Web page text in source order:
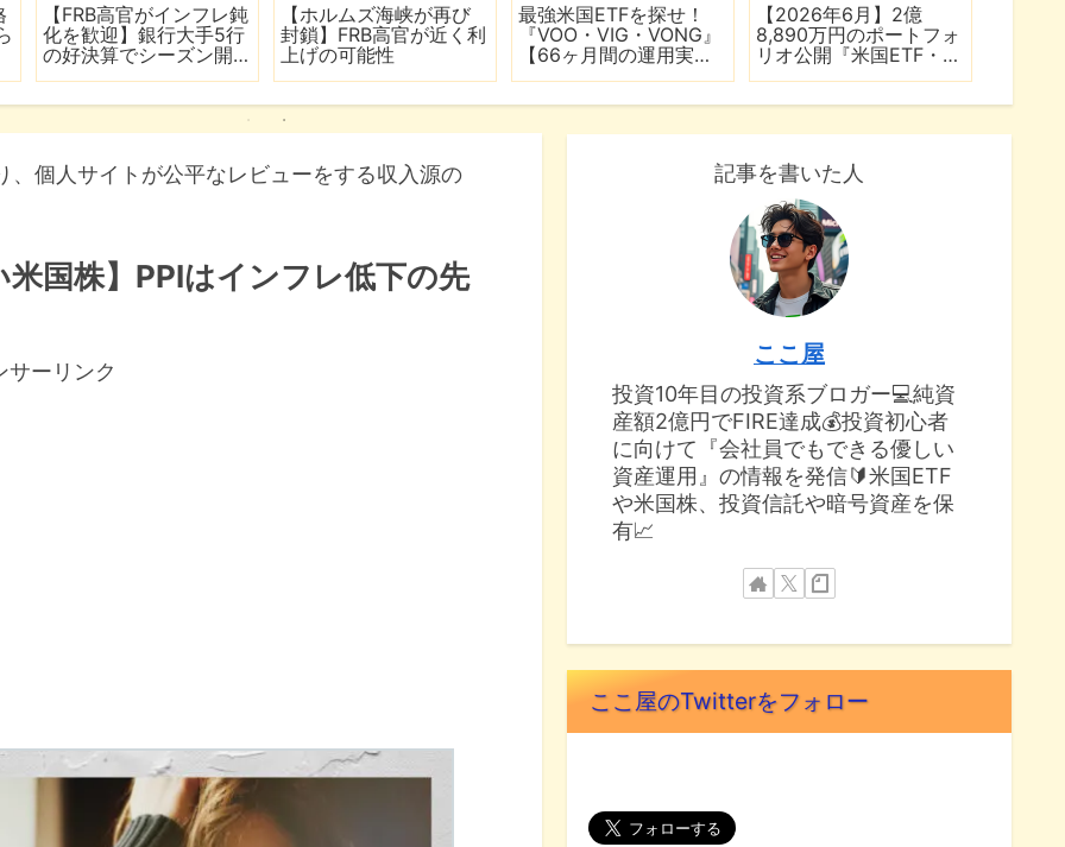
【FRB高官がインフレ鈍
化を歓迎】銀行大手5行
の好決算でシーズン開
【ホルムズ海峡が再び
封鎖】FRB高官が近く利
上げの可能性
最強米国ETFを探せ！
『VOO・VIG・VONG』
【66ヶ月間の運用実績
【2026年6月】2億
8,890万円のポートフォ
リオ公開『米国ETF・個
個人サイトが公平なレビューをする収入源の
国株】PPIはインフレ低下の先
サーリンク
記事を書いた人
ここ屋
投資10年目の投資系ブロガー💻純資
産額2億円でFIRE達成💰投資初心者
に向けて『会社員でもできる優しい
資産運用』の情報を発信🔰米国ETF
や米国株、投資信託や暗号資産を保
有📈
ここ屋のTwitterをフォロー